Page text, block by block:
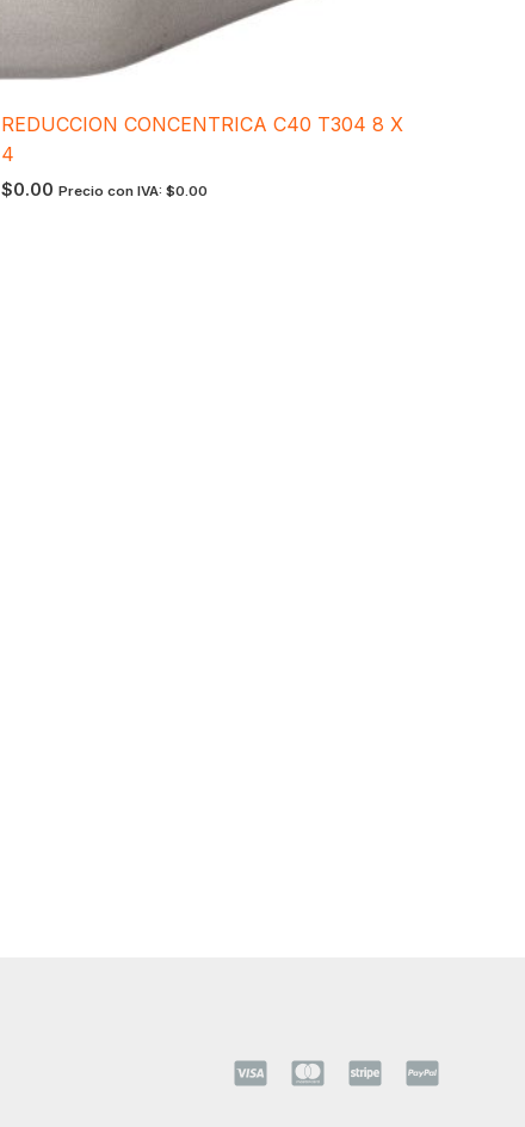
REDUCCION CONCENTRICA C40 T304 8 X
4
$0.00 Precio con IVA: $0.00